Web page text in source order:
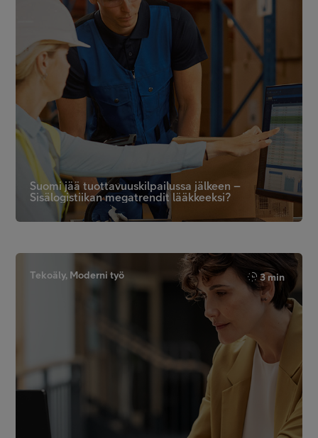
Suomi jää tuottavuuskilpailussa jälkeen –
Sisälogistiikan megatrendit lääkkeeksi?
Tekoäly, Moderni työ 3 min